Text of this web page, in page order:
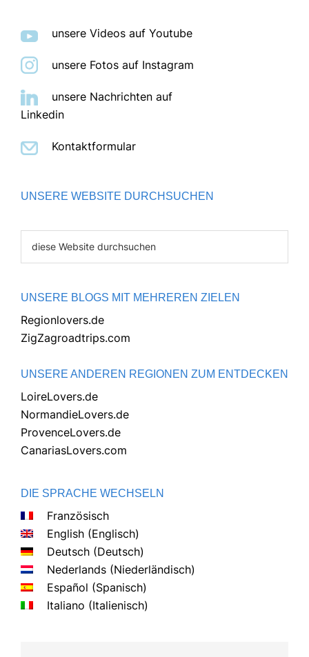
unsere Videos auf Youtube
unsere Fotos auf Instagram
unsere Nachrichten auf
Linkedin
Kontaktformular
UNSERE WEBSITE DURCHSUCHEN
UNSERE BLOGS MIT MEHREREN ZIELEN
Regionlovers.de
ZigZagroadtrips.com
UNSERE ANDEREN REGIONEN ZUM ENTDECKEN
LoireLovers.de
NormandieLovers.de
ProvenceLovers.de
CanariasLovers.com
DIE SPRACHE WECHSELN
Französisch
English (Englisch)
Deutsch (Deutsch)
Nederlands (Niederländisch)
Español (Spanisch)
Italiano (Italienisch)